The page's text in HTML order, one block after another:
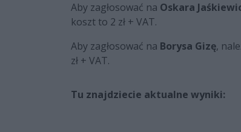
Aby zagłosować na Oskara
koszt to 2 zł + VAT.
Aby zagłosować na Borysa Gizę,
zł + VAT.
Tu znajdziecie aktualne wyniki: